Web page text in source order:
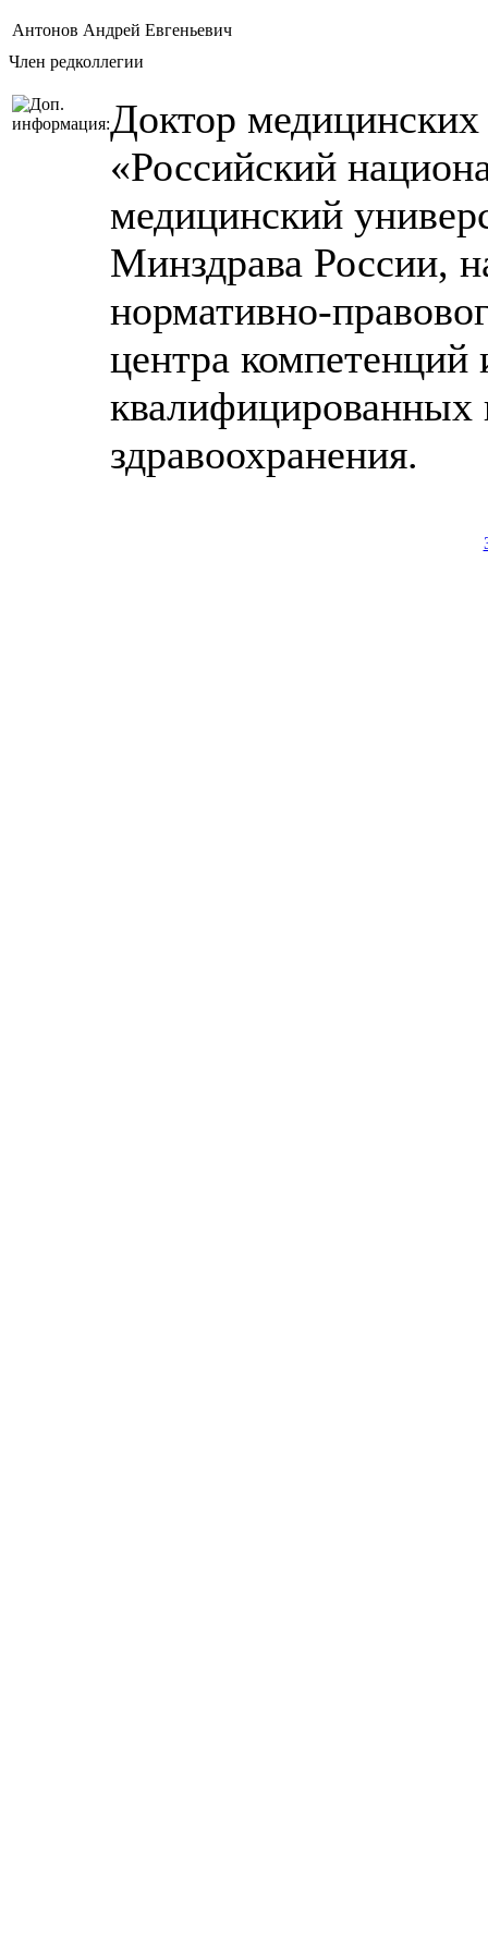
Антонов Андрей Евгеньевич
Член редколлегии
Доктор
«Российский
медицинский
Минздрава России,
нормативно-
центра компетенций
квалифицированных
здравоохранения.